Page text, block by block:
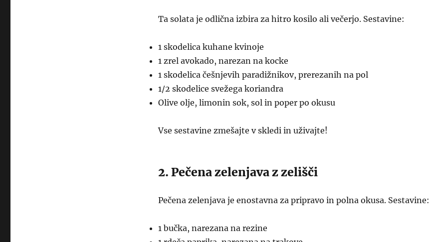
Ta solata je odlična izbira za hitro kosilo ali večerjo. Sestavine:
1 skodelica kuhane kvinoje
1 zrel avokado, narezan na kocke
1 skodelica češnjevih paradižnikov, prerezanih na pol
1/2 skodelice svežega koriandra
Olive olje, limonin sok, sol in poper po okusu
Vse sestavine zmešajte v skledi in uživajte!
2. Pečena zelenjava z zelišči
Pečena zelenjava je enostavna za pripravo in polna okusa. Sestavine:
1 bučka, narezana na rezine